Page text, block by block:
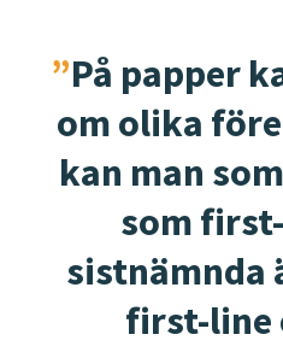
På papper
om olika
kan man
som
sistnämnda
first-line